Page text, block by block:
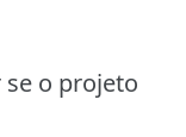
se o projeto